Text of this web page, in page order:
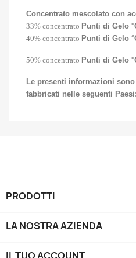
Concentrato mescolato con
33% concentrato Punti di Gelo
40% concentrato Punti di Gelo
50% concentrato Punti di Gelo
Le presenti informazioni
fabbricati nelle seguenti
PRODOTTI
LA NOSTRA AZIENDA